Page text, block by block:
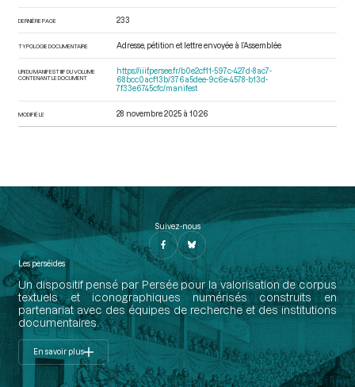
DERNIÈRE PAGE 233
TYPOLOGIE DOCUMENTAIRE Adresse, pétition et lettre envoyée à l’Assemblée
URI DU MANIFEST IIIF DU VOLUME
CONTENANT LE DOCUMENT
https://iiif.persee.fr/b0e2cf11-597c-427d-8ac7-
68bcc0acf13b/376a5dee-9c6e-4578-b13d-
7f33e6745cfc/manifest
MODIFIÉ LE 28 novembre 2025 à 10:26
Suivez-nous
Les perséides
Un dispositif pensé par Persée pour la valorisation de corpus
textuels et iconographiques numérisés construits en
partenariat avec des équipes de recherche et des institutions
documentaires.
En savoir plus